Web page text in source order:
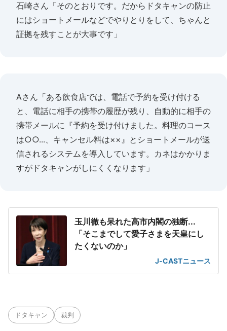
石崎さん「そのとおりです。だからドタキャンの防止
にはショートメールなどでやりとりをして、ちゃんと
証拠を残すことが大事です」
Aさん「ある飲食店では、電話で予約を受け付ける
と、電話に相手の携帯の履歴が残り、自動的に相手の
携帯メールに『予約を受け付けました。料理のコース
は○○...、キャンセル料は××』とショートメールが送
信されるシステムを導入しています。カネはかかりま
すがドタキャンがしにくくなります」
玉川徹も呆れた高市内閣の独断...
「そこまでして愛子さまを天皇にし
たくないのか」
J-CASTニュース
ドタキャン 裁判